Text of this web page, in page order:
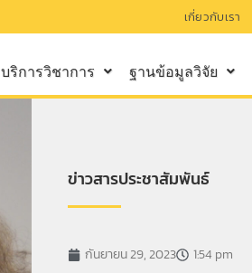
เกี่ยวกับเรา
บริการวิชาการ ฐานข้อมูลวิจัย
ข่าวสารประชาสัมพันธ์
กันยายน 29, 2023 1:54 pm